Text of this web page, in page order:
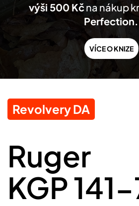
výši 500 Kčna nákup
Perfection.
VÍCE O KNIZE
Revolvery DA
Ruger
KGP